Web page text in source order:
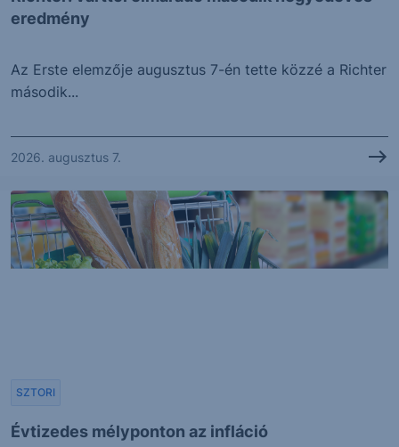
eredmény
Az Erste elemzője augusztus 7-én tette közzé a Richter
második...
2026. augusztus 7.
Évtizedes mélyponton az infláció
SZTORI